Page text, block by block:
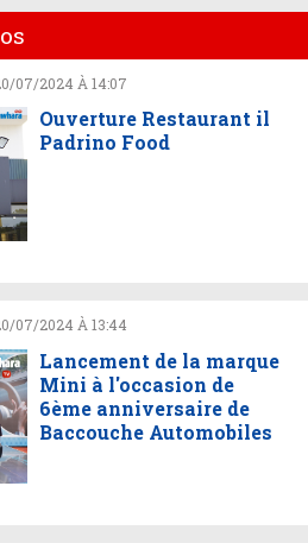
07/2024 À 14:07
Ouverture Restaurant il
Padrino Food
07/2024 À 13:44
Lancement de la marque
Mini à l'occasion de
6ème anniversaire de
Baccouche Automobiles